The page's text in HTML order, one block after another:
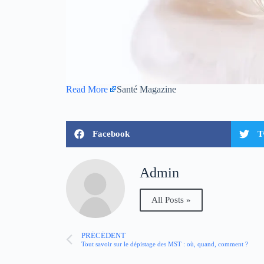
Read More Santé Magazine
Facebook
Admin
All Posts »
PRÉCÉDENT
Tout savoir sur le dépistage des MST : où, quand, comment ?